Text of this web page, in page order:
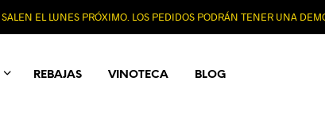
EL LUNES PRÓXIMO. LOS PEDIDOS PODRÁN TENER UNA
REBAJAS VINOTECA BLOG